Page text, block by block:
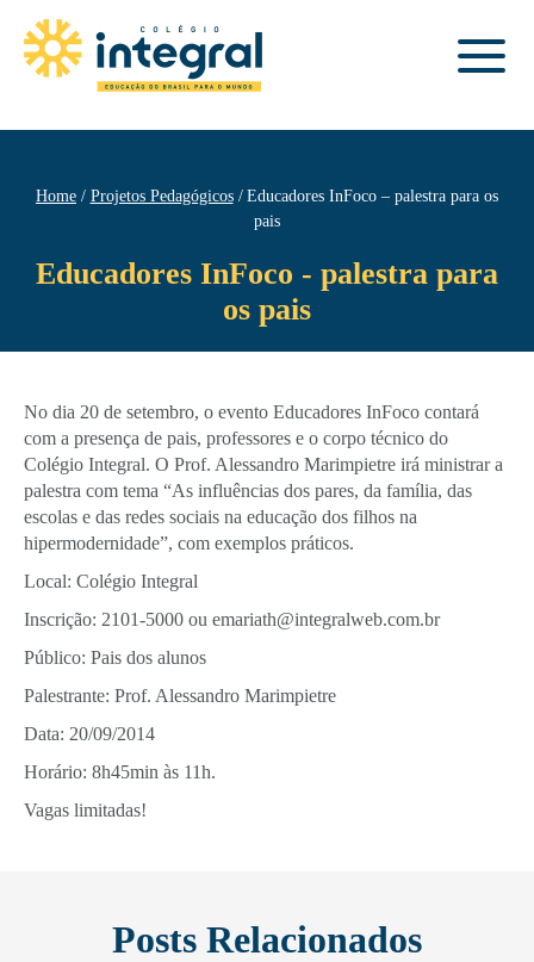
Home Projetos Pedagógicos
Educadores InFoco – palestra para os
pais
Educadores InFoco - palestra para
os pais
No dia 20 de setembro, o evento Educadores InFoco contará
com a presença de pais, professores e o corpo técnico do
Colégio Integral. O Prof. Alessandro Marimpietre irá ministrar a
palestra com tema “As influências dos pares, da família, das
escolas e das redes sociais na educação dos filhos na
hipermodernidade”, com exemplos práticos.
Local: Colégio Integral
Inscrição: 2101-5000 ou emariath@integralweb.com.br
Público: Pais dos alunos
Palestrante: Prof. Alessandro Marimpietre
Data: 20/09/2014
Horário: 8h45min às 11h.
Vagas limitadas!
Posts Relacionados